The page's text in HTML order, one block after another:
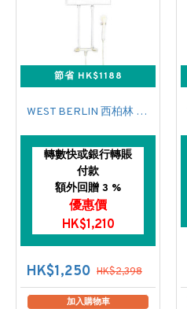
節省 HK$1188
WEST BERLIN 西柏林 WB603T 花灑儲水式(低壓電熱水爐)
轉數快或銀行轉賬
付款
額外回贈 3 %
優惠價
HK$1,210
HK$1,250 HK$2,398
加入購物車